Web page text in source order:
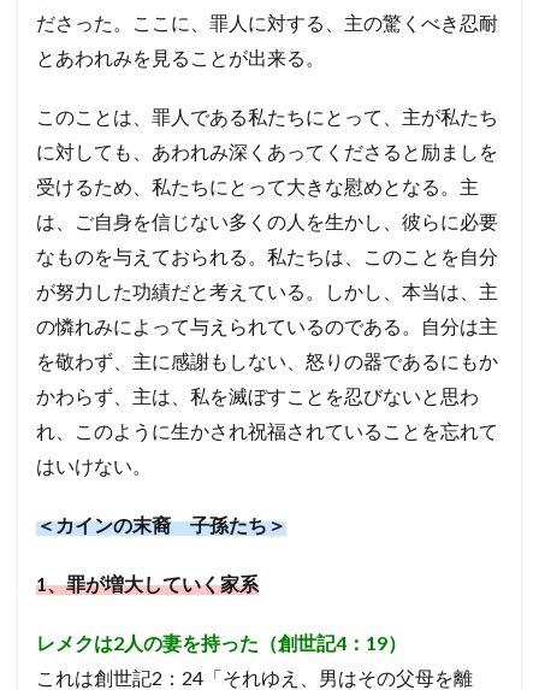
ださった。
ここに、罪人に対する、主の驚くべき忍耐
とあわれみを見ることが出来る。
このことは、罪人である私たちにとって、主が私たち
に対しても、あわれみ深くあってくださると励ましを
受けるため、私たちにとって大きな慰めとなる。 主
は、ご自身を信じない多くの人を生かし、彼らに必要
なものを与えておられる。 私たちは、このことを自分
が努力した功績だと考えている。しかし、本当は、主
の憐れみによって与えられているのである。自分は主
を敬わず、主に感謝もしない、怒りの器であるにもか
かわらず、主は、私を滅ぼすことを忍びないと思わ
れ、このように生かされ祝福されていることを忘れて
はいけない。
＜カインの末裔 子孫たち＞
1、罪が増大していく家系
レメクは2人の妻を持った（創世記4：19）
これは創世記2：24 「それゆえ、男はその父母を離